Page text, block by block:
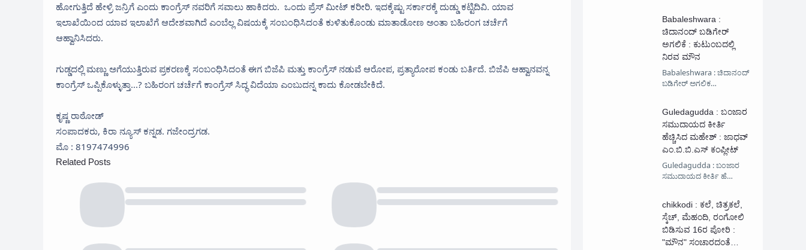
ಹೋಗುತ್ತಿದೆ ಹೇಳ್ರಿ ಜನ್ರಿಗೆ ಎಂದು ಕಾಂಗ್ರೆಸ್ ನವರಿಗೆ ಸವಾಲು ಹಾಕಿದರು. ಒಂದು ಪ್ರೆಸ್ ಮೀಟ್ ಕರೀರಿ. ಇದಕ್ಕೆಷ್ಟು ಸರ್ಕಾರಕ್ಕೆ ದುಡ್ಡು ಕಟ್ಟಿದಿವಿ. ಯಾವ
ಇಲಾಖೆಯಿಂದ ಯಾವ ಇಲಾಖೆಗೆ ಆದೇಶವಾಗಿದೆ ಎಂಬೆಲ್ಲ ವಿಷಯಕ್ಕೆ ಸಂಬಂಧಿಸಿದಂತೆ ಕುಳಿತುಕೊಂಡು ಮಾತಾಡೋಣ ಅಂತಾ ಬಹಿರಂಗ ಚರ್ಚೆಗೆ
ಆಹ್ವಾನಿಸಿದರು.
ಗುಡ್ಡದಲ್ಲಿ ಮಣ್ಣು ಅಗೆಯುತ್ತಿರುವ ಪ್ರಕರಣಕ್ಕೆ ಸಂಬಂಧಿಸಿದಂತೆ ಈಗ ಬಿಜೆಪಿ ಮತ್ತು ಕಾಂಗ್ರೆಸ್ ನಡುವೆ ಆರೋಪ, ಪ್ರತ್ಯಾರೋಪ ಕಂಡು ಬರ್ತಿದೆ. ಬಿಜೆಪಿ ಆಹ್ವಾನವನ್ನ
ಕಾಂಗ್ರೆಸ್ ಒಪ್ಪಿಕೊಳ್ಳುತ್ತಾ...? ಬಹಿರಂಗ ಚರ್ಚೆಗೆ ಕಾಂಗ್ರೆಸ್ ಸಿದ್ಧ ವಿದೆಯಾ ಎಂಬುದನ್ನ ಕಾದು ಕೋಡಬೇಕಿದೆ.
ಕೃಷ್ಣ ರಾಠೋಡ್
ಸಂಪಾದಕರು, ಕಿರಾ ನ್ಯೂಸ್ ಕನ್ನಡ. ಗಜೇಂದ್ರಗಡ.
ಮೊ : 8197474996
Related Posts
Babaleshwara :
ಚಿದಾನಂದ್ ಬಡಿಗೇರ್
ಅಗಲಿಕೆ : ಕುಟುಂಬದಲ್ಲಿ
ನಿರವ ಮೌನ
Babaleshwara : ಚಿದಾನಂದ್
ಬಡಿಗೇರ್ ಅಗಲಿಕ…
Guledagudda : ಬಂಜಾರ
ಸಮುದಾಯದ ಕೀರ್ತಿ
ಹೆಚ್ಚಿಸಿದ ಮಹೇಶ್ : ಜಾಧವ್
ಎಂ.ಬಿ.ಬಿ.ಎಸ್ ಕಂಪ್ಲೀಟ್
Guledagudda : ಬಂಜಾರ
ಸಮುದಾಯದ ಕೀರ್ತಿ ಹೆ…
chikkodi : ಕಲೆ, ಚಿತ್ರಕಲೆ,
ಸ್ಕೆಚ್, ಮೆಹಂದಿ, ರಂಗೋಲಿ
ಬಿಡಿಸುವ 16ರ ಪೋರಿ :
"ಮೌನ" ಸಂಚಾರದಂತೆ